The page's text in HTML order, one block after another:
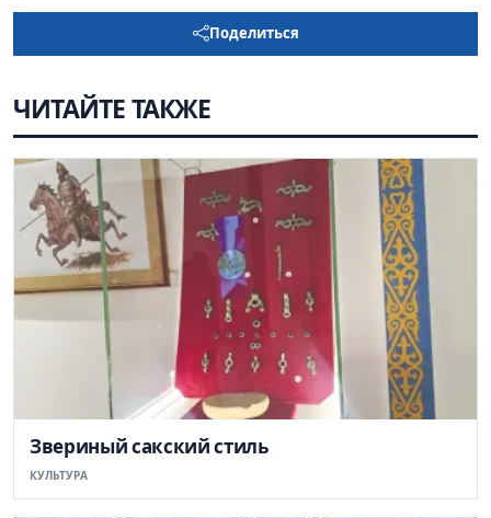
Поделиться
ЧИТАЙТЕ ТАКЖЕ
Звериный сакский стиль
КУЛЬТУРА